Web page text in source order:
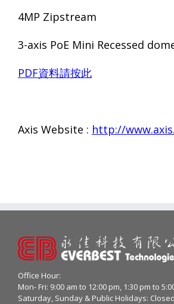
4MP Zipstream
3-axis PoE Mini Recessed
PDF資料請按此
Axis Website : http://
Office Hour:
Mon- Fri: 9:00 am to 12:00 pm, 1:30 pm to
Saturday, Sunday & Public Holidays: Closed